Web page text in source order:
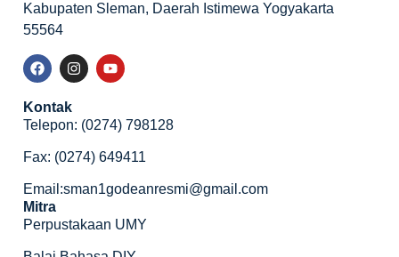
Kabupaten Sleman, Daerah Istimewa Yogyakarta
55564
Kontak
Telepon: (0274) 798128
Fax: (0274) 649411
Email:sman1godeanresmi@gmail.com
Mitra
Perpustakaan UMY